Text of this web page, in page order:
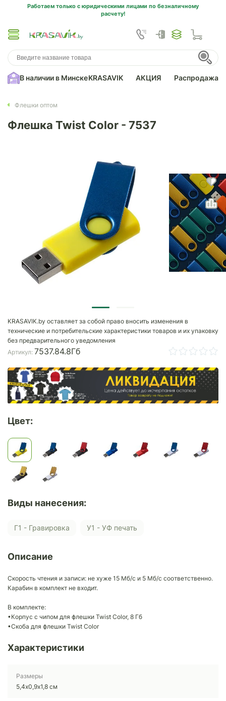
Работаем только с юридическими лицами по безналичному
расчету!
В наличии в МинскеKRASAVIK АКЦИЯ Распродажа
Флешки оптом
Флешка Twist Color - 7537
KRASAVIK.by оставляет за собой право вносить изменения в
технические и потребительские характеристики товаров и их упаковку
без предварительного уведомления
Артикул: 7537.84.8Гб
Цвет:
Виды нанесения:
Г1 - Гравировка У1 - УФ печать
Описание
Скорость чтения и записи: не хуже 15 Мб/c и 5 Мб/с соответственно.
Карабин в комплект не входит.
В комплекте:
•Корпус с чипом для флешки Twist Color, 8 Гб
•Скоба для флешки Twist Color
Характеристики
Размеры
5,4х0,9х1,8 см